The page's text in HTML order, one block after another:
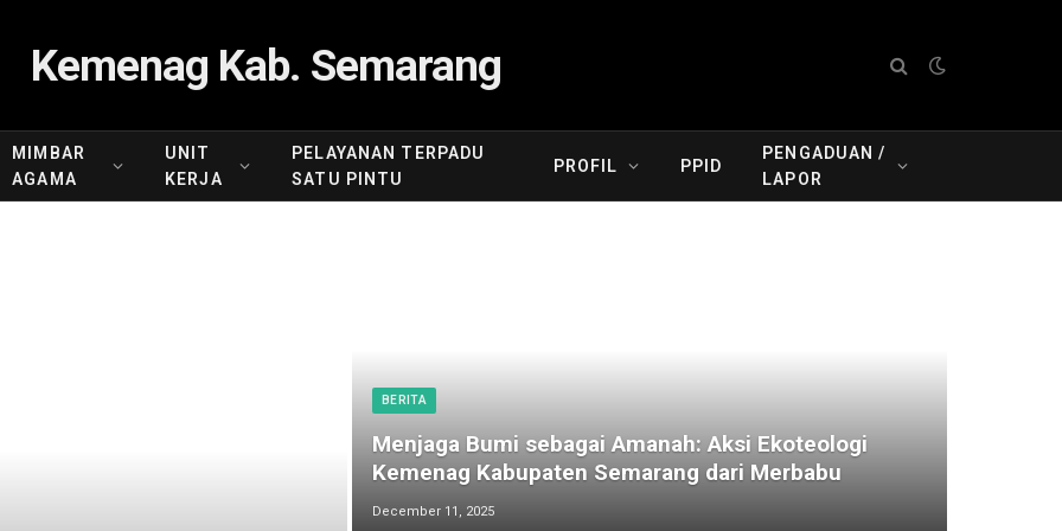
Kemenag Kab. Semarang
MIMBAR
AGAMA
UNIT
KERJA
PELAYANAN TERPADU
SATU PINTU
PROFIL PPID
PENGADUAN /
LAPOR
BERITA
Menjaga Bumi sebagai Amanah: Aksi Ekoteologi
Kemenag Kabupaten Semarang dari Merbabu
December 11, 2025